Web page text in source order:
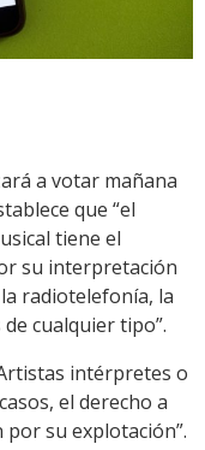
a votar mañana
que “el
tiene el
su interpretación
radiotelefonía, la
cualquier tipo”.
intérpretes o
el derecho a
su explotación”.